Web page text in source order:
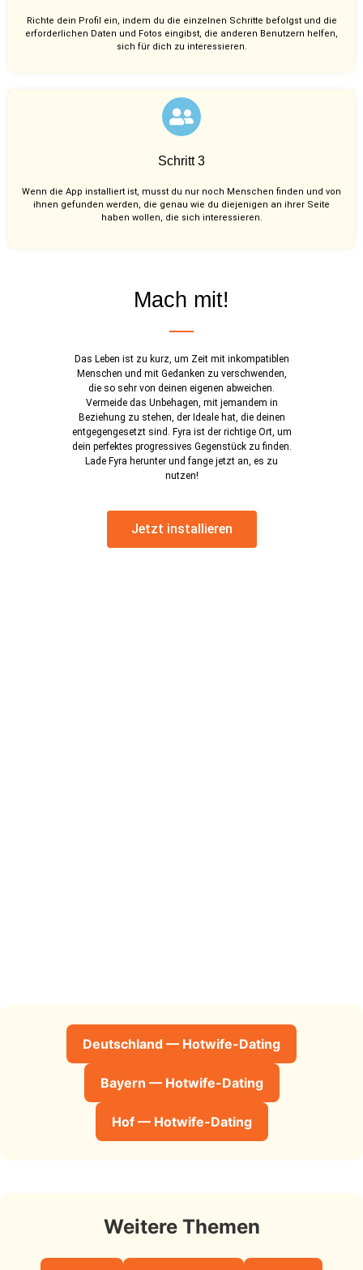
Richte dein Profil ein, indem du die einzelnen Schritte befolgst und die
erforderlichen Daten und Fotos eingibst, die anderen Benutzern helfen,
sich für dich zu interessieren.
Schritt 3
Wenn die App installiert ist, musst du nur noch Menschen finden und von
ihnen gefunden werden, die genau wie du diejenigen an ihrer Seite
haben wollen, die sich interessieren.
Mach mit!
Das Leben ist zu kurz, um Zeit mit inkompatiblen
Menschen und mit Gedanken zu verschwenden,
die so sehr von deinen eigenen abweichen.
Vermeide das Unbehagen, mit jemandem in
Beziehung zu stehen, der Ideale hat, die deinen
entgegengesetzt sind. Fyra ist der richtige Ort, um
dein perfektes progressives Gegenstück zu finden.
Lade Fyra herunter und fange jetzt an, es zu
nutzen!
Jetzt installieren
Deutschland — Hotwife-Dating
Bayern — Hotwife-Dating
Hof — Hotwife-Dating
Weitere Themen